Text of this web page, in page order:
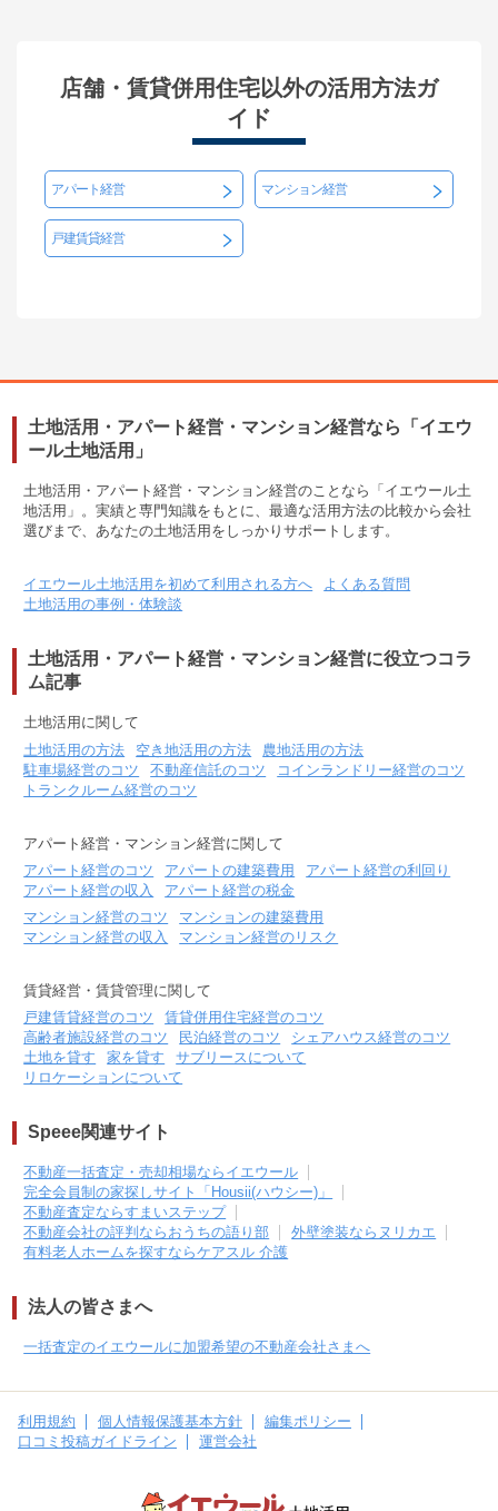
店舗・賃貸併用住宅以外の活用方法ガ
イド
アパート経営 マンション経営
戸建賃貸経営
土地活用・アパート経営・マンション経営なら「イエウ
ール土地活用」
土地活用・アパート経営・マンション経営のことなら「イエウール土
地活用」。実績と専門知識をもとに、最適な活用方法の比較から会社
選びまで、あなたの土地活用をしっかりサポートします。
イエウール土地活用を初めて利用される方へ
よくある質問
土地活用の事例・体験談
土地活用・アパート経営・マンション経営に役立つコラ
ム記事
土地活用に関して
土地活用の方法
空き地活用の方法
農地活用の方法
駐車場経営のコツ
不動産信託のコツ
コインランドリー経営のコツ
トランクルーム経営のコツ
アパート経営・マンション経営に関して
アパート経営のコツ
アパートの建築費用
アパート経営の利回り
アパート経営の収入
アパート経営の税金
マンション経営のコツ
マンションの建築費用
マンション経営の収入
マンション経営のリスク
賃貸経営・賃貸管理に関して
戸建賃貸経営のコツ
賃貸併用住宅経営のコツ
高齢者施設経営のコツ
民泊経営のコツ
シェアハウス経営のコツ
土地を貸す
家を貸す
サブリースについて
リロケーションについて
Speee関連サイト
不動産一括査定・売却相場ならイエウール
完全会員制の家探しサイト「Housii(ハウシー)」
不動産査定ならすまいステップ
不動産会社の評判ならおうちの語り部
外壁塗装ならヌリカエ
有料老人ホームを探すならケアスル 介護
法人の皆さまへ
一括査定のイエウールに加盟希望の不動産会社さまへ
利用規約 個人情報保護基本方針
編集ポリシー
口コミ投稿ガイドライン
運営会社